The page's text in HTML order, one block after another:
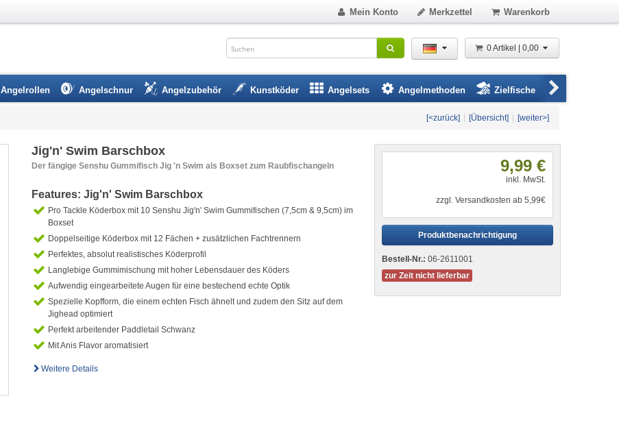
Mein Konto Merkzettel Warenkorb
0 Artikel | 0,00
Angelrollen Angelschnur Angelzubehör Kunstköder Angelsets Angelmethoden Zielfische
[<zurück] [Übersicht] [weiter>]
Jig'n' Swim Barschbox
Der fängige Senshu Gummifisch Jig 'n Swim als Boxset zum Raubfischangeln
Features: Jig'n' Swim Barschbox
Pro Tackle Köderbox mit 10 Senshu Jig'n' Swim Gummifischen (7,5cm & 9,5cm) im
Boxset
Doppelseitige Köderbox mit 12 Fächen + zusätzlichen Fachtrennern
Perfektes, absolut realistisches Köderprofil
Langlebige Gummimischung mit hoher Lebensdauer des Köders
Aufwendig eingearbeitete Augen für eine bestechend echte Optik
Spezielle Kopfform, die einem echten Fisch ähnelt und zudem den Sitz auf dem
Jighead optimiert
Perfekt arbeitender Paddletail Schwanz
Mit Anis Flavor aromatisiert
Weitere Details
9,99 €
inkl. MwSt.
zzgl. Versandkosten ab 5,99€
Produktbenachrichtigung
Bestell-Nr.: 06-2611001
zur Zeit nicht lieferbar